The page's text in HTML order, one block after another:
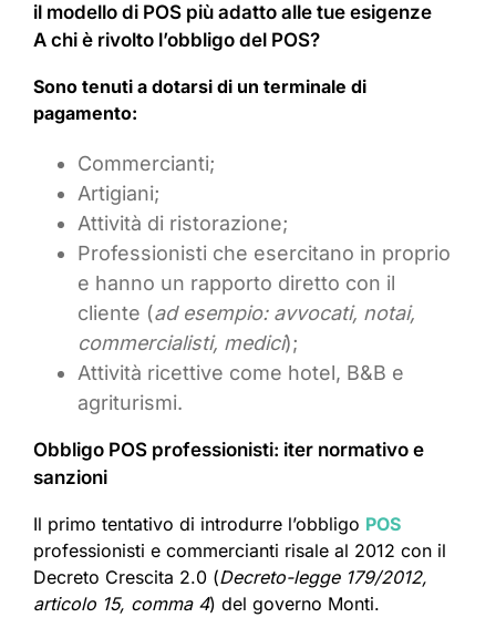
il modello di POS più adatto alle tue esigenze
A chi è rivolto l’obbligo del POS?
Sono tenuti a dotarsi di un terminale di
pagamento:
Commercianti;
Artigiani;
Attività di ristorazione;
Professionisti che esercitano in proprio
e hanno un rapporto diretto con il
cliente (ad esempio: avvocati, notai,
commercialisti, medici);
Attività ricettive come hotel, B&B e
agriturismi.
Obbligo POS professionisti: iter normativo e
sanzioni
Il primo tentativo di introdurre l’obbligo POS
professionisti e commercianti risale al 2012 con il
Decreto Crescita 2.0 (Decreto-legge 179/2012,
articolo 15, comma 4) del governo Monti.